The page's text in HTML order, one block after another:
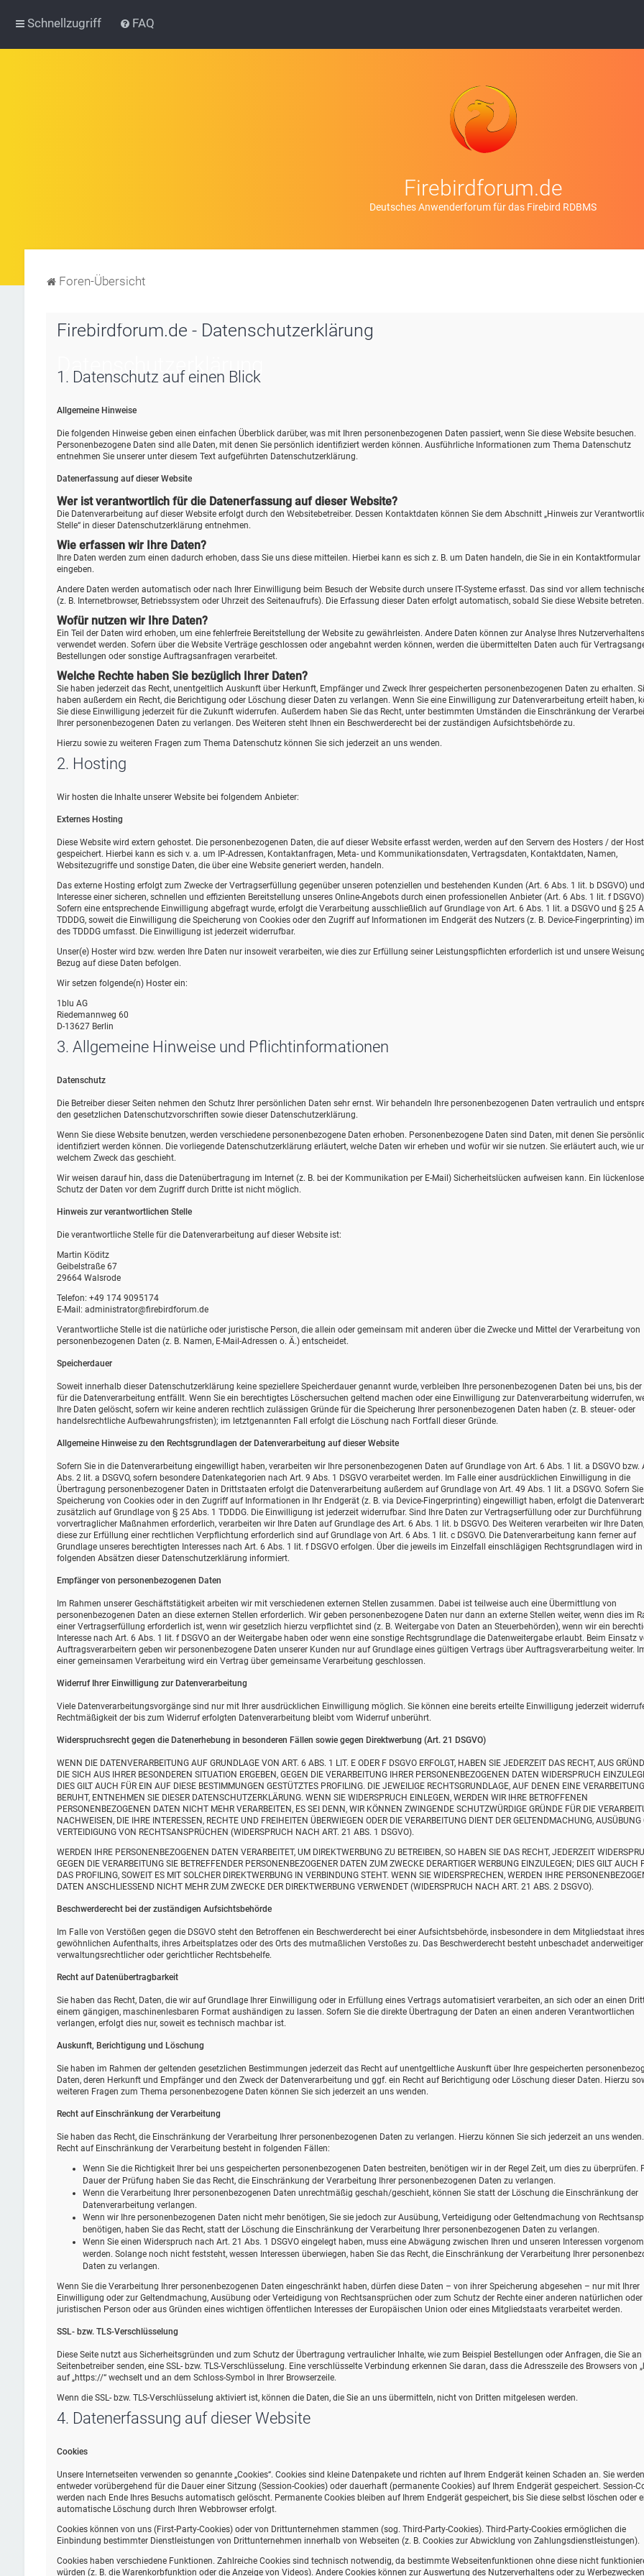
Schnellzugriff FAQ
Firebirdforum.de
Deutsches Anwenderforum für das Firebird RDBMS
Foren-Übersicht
Firebirdforum.de - Datenschutzerklärung
Datenschutz­erklärung
1. Datenschutz auf einen Blick
Allgemeine Hinweise
Die folgenden Hinweise geben einen einfachen Überblick darüber, was mit Ihren personenbezogenen Daten passiert, wenn Sie diese Website besuchen.
Personenbezogene Daten sind alle Daten, mit denen Sie persönlich identifiziert werden können. Ausführliche Informationen zum Thema Datenschutz
entnehmen Sie unserer unter diesem Text aufgeführten Datenschutzerklärung.
Datenerfassung auf dieser Website
Wer ist verantwortlich für die Datenerfassung auf dieser Website?
Die Datenverarbeitung auf dieser Website erfolgt durch den Websitebetreiber. Dessen Kontaktdaten können Sie dem Abschnitt „Hinweis zur
Stelle“ in dieser Datenschutzerklärung entnehmen.
Wie erfassen wir Ihre Daten?
Ihre Daten werden zum einen dadurch erhoben, dass Sie uns diese mitteilen. Hierbei kann es sich z. B. um Daten handeln, die Sie in ein Kontaktformular
eingeben.
Andere Daten werden automatisch oder nach Ihrer Einwilligung beim Besuch der Website durch unsere IT-Systeme erfasst. Das sind vor allem
(z. B. Internetbrowser, Betriebssystem oder Uhrzeit des Seitenaufrufs). Die Erfassung dieser Daten erfolgt automatisch, sobald Sie diese Website betreten.
Wofür nutzen wir Ihre Daten?
Ein Teil der Daten wird erhoben, um eine fehlerfreie Bereitstellung der Website zu gewährleisten. Andere Daten können zur Analyse Ihres Nutzerverhaltens
verwendet werden. Sofern über die Website Verträge geschlossen oder angebahnt werden können, werden die übermittelten Daten auch für
Bestellungen oder sonstige Auftragsanfragen verarbeitet.
Welche Rechte haben Sie bezüglich Ihrer Daten?
Sie haben jederzeit das Recht, unentgeltlich Auskunft über Herkunft, Empfänger und Zweck Ihrer gespeicherten personenbezogenen Daten zu erhalten.
haben außerdem ein Recht, die Berichtigung oder Löschung dieser Daten zu verlangen. Wenn Sie eine Einwilligung zur Datenverarbeitung erteilt haben,
Sie diese Einwilligung jederzeit für die Zukunft widerrufen. Außerdem haben Sie das Recht, unter bestimmten Umständen die Einschränkung der
Ihrer personenbezogenen Daten zu verlangen. Des Weiteren steht Ihnen ein Beschwerderecht bei der zuständigen Aufsichtsbehörde zu.
Hierzu sowie zu weiteren Fragen zum Thema Datenschutz können Sie sich jederzeit an uns wenden.
2. Hosting
Wir hosten die Inhalte unserer Website bei folgendem Anbieter:
Externes Hosting
Diese Website wird extern gehostet. Die personenbezogenen Daten, die auf dieser Website erfasst werden, werden auf den Servern des Hosters / der
gespeichert. Hierbei kann es sich v. a. um IP-Adressen, Kontaktanfragen, Meta- und Kommunikationsdaten, Vertragsdaten, Kontaktdaten, Namen,
Websitezugriffe und sonstige Daten, die über eine Website generiert werden, handeln.
Das externe Hosting erfolgt zum Zwecke der Vertragserfüllung gegenüber unseren potenziellen und bestehenden Kunden (Art. 6 Abs. 1 lit. b DSGVO)
Interesse einer sicheren, schnellen und effizienten Bereitstellung unseres Online-Angebots durch einen professionellen Anbieter (Art. 6 Abs. 1 lit. f
Sofern eine entsprechende Einwilligung abgefragt wurde, erfolgt die Verarbeitung ausschließlich auf Grundlage von Art. 6 Abs. 1 lit. a DSGVO und § 25
TDDDG, soweit die Einwilligung die Speicherung von Cookies oder den Zugriff auf Informationen im Endgerät des Nutzers (z. B. Device-Fingerprinting)
des TDDDG umfasst. Die Einwilligung ist jederzeit widerrufbar.
Unser(e) Hoster wird bzw. werden Ihre Daten nur insoweit verarbeiten, wie dies zur Erfüllung seiner Leistungspflichten erforderlich ist und unsere
Bezug auf diese Daten befolgen.
Wir setzen folgende(n) Hoster ein:
1blu AG
Riedemannweg 60
D-13627 Berlin
3. Allgemeine Hinweise und Pflicht­informationen
Datenschutz
Die Betreiber dieser Seiten nehmen den Schutz Ihrer persönlichen Daten sehr ernst. Wir behandeln Ihre personenbezogenen Daten vertraulich und
den gesetzlichen Datenschutzvorschriften sowie dieser Datenschutzerklärung.
Wenn Sie diese Website benutzen, werden verschiedene personenbezogene Daten erhoben. Personenbezogene Daten sind Daten, mit denen Sie
identifiziert werden können. Die vorliegende Datenschutzerklärung erläutert, welche Daten wir erheben und wofür wir sie nutzen. Sie erläutert auch, wie
welchem Zweck das geschieht.
Wir weisen darauf hin, dass die Datenübertragung im Internet (z. B. bei der Kommunikation per E-Mail) Sicherheitslücken aufweisen kann. Ein
Schutz der Daten vor dem Zugriff durch Dritte ist nicht möglich.
Hinweis zur verantwortlichen Stelle
Die verantwortliche Stelle für die Datenverarbeitung auf dieser Website ist:
Martin Köditz
Geibelstraße 67
29664 Walsrode
Telefon: +49 174 9095174
E-Mail: administrator@firebirdforum.de
Verantwortliche Stelle ist die natürliche oder juristische Person, die allein oder gemeinsam mit anderen über die Zwecke und Mittel der Verarbeitung von
personenbezogenen Daten (z. B. Namen, E-Mail-Adressen o. Ä.) entscheidet.
Speicherdauer
Soweit innerhalb dieser Datenschutzerklärung keine speziellere Speicherdauer genannt wurde, verbleiben Ihre personenbezogenen Daten bei uns, bis der
für die Datenverarbeitung entfällt. Wenn Sie ein berechtigtes Löschersuchen geltend machen oder eine Einwilligung zur Datenverarbeitung widerrufen,
Ihre Daten gelöscht, sofern wir keine anderen rechtlich zulässigen Gründe für die Speicherung Ihrer personenbezogenen Daten haben (z. B. steuer- oder
handelsrechtliche Aufbewahrungsfristen); im letztgenannten Fall erfolgt die Löschung nach Fortfall dieser Gründe.
Allgemeine Hinweise zu den Rechtsgrundlagen der Datenverarbeitung auf dieser Website
Sofern Sie in die Datenverarbeitung eingewilligt haben, verarbeiten wir Ihre personenbezogenen Daten auf Grundlage von Art. 6 Abs. 1 lit. a DSGVO bzw.
Abs. 2 lit. a DSGVO, sofern besondere Datenkategorien nach Art. 9 Abs. 1 DSGVO verarbeitet werden. Im Falle einer ausdrücklichen Einwilligung in die
Übertragung personenbezogener Daten in Drittstaaten erfolgt die Datenverarbeitung außerdem auf Grundlage von Art. 49 Abs. 1 lit. a DSGVO. Sofern
Speicherung von Cookies oder in den Zugriff auf Informationen in Ihr Endgerät (z. B. via Device-Fingerprinting) eingewilligt haben, erfolgt die
zusätzlich auf Grundlage von § 25 Abs. 1 TDDDG. Die Einwilligung ist jederzeit widerrufbar. Sind Ihre Daten zur Vertragserfüllung oder zur Durchführung
vorvertraglicher Maßnahmen erforderlich, verarbeiten wir Ihre Daten auf Grundlage des Art. 6 Abs. 1 lit. b DSGVO. Des Weiteren verarbeiten wir Ihre
diese zur Erfüllung einer rechtlichen Verpflichtung erforderlich sind auf Grundlage von Art. 6 Abs. 1 lit. c DSGVO. Die Datenverarbeitung kann ferner auf
Grundlage unseres berechtigten Interesses nach Art. 6 Abs. 1 lit. f DSGVO erfolgen. Über die jeweils im Einzelfall einschlägigen Rechtsgrundlagen wird in
folgenden Absätzen dieser Datenschutzerklärung informiert.
Empfänger von personenbezogenen Daten
Im Rahmen unserer Geschäftstätigkeit arbeiten wir mit verschiedenen externen Stellen zusammen. Dabei ist teilweise auch eine Übermittlung von
personenbezogenen Daten an diese externen Stellen erforderlich. Wir geben personenbezogene Daten nur dann an externe Stellen weiter, wenn dies im
einer Vertragserfüllung erforderlich ist, wenn wir gesetzlich hierzu verpflichtet sind (z. B. Weitergabe von Daten an Steuerbehörden), wenn wir ein
Interesse nach Art. 6 Abs. 1 lit. f DSGVO an der Weitergabe haben oder wenn eine sonstige Rechtsgrundlage die Datenweitergabe erlaubt. Beim Einsatz
Auftragsverarbeitern geben wir personenbezogene Daten unserer Kunden nur auf Grundlage eines gültigen Vertrags über Auftragsverarbeitung weiter.
einer gemeinsamen Verarbeitung wird ein Vertrag über gemeinsame Verarbeitung geschlossen.
Widerruf Ihrer Einwilligung zur Datenverarbeitung
Viele Datenverarbeitungsvorgänge sind nur mit Ihrer ausdrücklichen Einwilligung möglich. Sie können eine bereits erteilte Einwilligung jederzeit
Rechtmäßigkeit der bis zum Widerruf erfolgten Datenverarbeitung bleibt vom Widerruf unberührt.
Widerspruchsrecht gegen die Datenerhebung in besonderen Fällen sowie gegen Direktwerbung (Art. 21 DSGVO)
WENN DIE DATENVERARBEITUNG AUF GRUNDLAGE VON ART. 6 ABS. 1 LIT. E ODER F DSGVO ERFOLGT, HABEN SIE JEDERZEIT DAS RECHT, AUS
DIE SICH AUS IHRER BESONDEREN SITUATION ERGEBEN, GEGEN DIE VERARBEITUNG IHRER PERSONENBEZOGENEN DATEN WIDERSPRUCH
DIES GILT AUCH FÜR EIN AUF DIESE BESTIMMUNGEN GESTÜTZTES PROFILING. DIE JEWEILIGE RECHTSGRUNDLAGE, AUF DENEN EINE VERARBEITUNG
BERUHT, ENTNEHMEN SIE DIESER DATENSCHUTZERKLÄRUNG. WENN SIE WIDERSPRUCH EINLEGEN, WERDEN WIR IHRE BETROFFENEN
PERSONENBEZOGENEN DATEN NICHT MEHR VERARBEITEN, ES SEI DENN, WIR KÖNNEN ZWINGENDE SCHUTZWÜRDIGE GRÜNDE FÜR DIE
NACHWEISEN, DIE IHRE INTERESSEN, RECHTE UND FREIHEITEN ÜBERWIEGEN ODER DIE VERARBEITUNG DIENT DER GELTENDMACHUNG, AUSÜBUNG
VERTEIDIGUNG VON RECHTSANSPRÜCHEN (WIDERSPRUCH NACH ART. 21 ABS. 1 DSGVO).
WERDEN IHRE PERSONENBEZOGENEN DATEN VERARBEITET, UM DIREKTWERBUNG ZU BETREIBEN, SO HABEN SIE DAS RECHT, JEDERZEIT
GEGEN DIE VERARBEITUNG SIE BETREFFENDER PERSONENBEZOGENER DATEN ZUM ZWECKE DERARTIGER WERBUNG EINZULEGEN; DIES GILT AUCH
DAS PROFILING, SOWEIT ES MIT SOLCHER DIREKTWERBUNG IN VERBINDUNG STEHT. WENN SIE WIDERSPRECHEN, WERDEN IHRE
DATEN ANSCHLIESSEND NICHT MEHR ZUM ZWECKE DER DIREKTWERBUNG VERWENDET (WIDERSPRUCH NACH ART. 21 ABS. 2 DSGVO).
Beschwerde­recht bei der zuständigen Aufsichts­behörde
Im Falle von Verstößen gegen die DSGVO steht den Betroffenen ein Beschwerderecht bei einer Aufsichtsbehörde, insbesondere in dem Mitgliedstaat ihres
gewöhnlichen Aufenthalts, ihres Arbeitsplatzes oder des Orts des mutmaßlichen Verstoßes zu. Das Beschwerderecht besteht unbeschadet anderweitiger
verwaltungsrechtlicher oder gerichtlicher Rechtsbehelfe.
Recht auf Daten­übertrag­barkeit
Sie haben das Recht, Daten, die wir auf Grundlage Ihrer Einwilligung oder in Erfüllung eines Vertrags automatisiert verarbeiten, an sich oder an einen
einem gängigen, maschinenlesbaren Format aushändigen zu lassen. Sofern Sie die direkte Übertragung der Daten an einen anderen Verantwortlichen
verlangen, erfolgt dies nur, soweit es technisch machbar ist.
Auskunft, Berichtigung und Löschung
Sie haben im Rahmen der geltenden gesetzlichen Bestimmungen jederzeit das Recht auf unentgeltliche Auskunft über Ihre gespeicherten
Daten, deren Herkunft und Empfänger und den Zweck der Datenverarbeitung und ggf. ein Recht auf Berichtigung oder Löschung dieser Daten. Hierzu
weiteren Fragen zum Thema personenbezogene Daten können Sie sich jederzeit an uns wenden.
Recht auf Einschränkung der Verarbeitung
Sie haben das Recht, die Einschränkung der Verarbeitung Ihrer personenbezogenen Daten zu verlangen. Hierzu können Sie sich jederzeit an uns
Recht auf Einschränkung der Verarbeitung besteht in folgenden Fällen:
Wenn Sie die Richtigkeit Ihrer bei uns gespeicherten personenbezogenen Daten bestreiten, benötigen wir in der Regel Zeit, um dies zu überprüfen.
Dauer der Prüfung haben Sie das Recht, die Einschränkung der Verarbeitung Ihrer personenbezogenen Daten zu verlangen.
Wenn die Verarbeitung Ihrer personenbezogenen Daten unrechtmäßig geschah/geschieht, können Sie statt der Löschung die Einschränkung der
Datenverarbeitung verlangen.
Wenn wir Ihre personenbezogenen Daten nicht mehr benötigen, Sie sie jedoch zur Ausübung, Verteidigung oder Geltendmachung von
benötigen, haben Sie das Recht, statt der Löschung die Einschränkung der Verarbeitung Ihrer personenbezogenen Daten zu verlangen.
Wenn Sie einen Widerspruch nach Art. 21 Abs. 1 DSGVO eingelegt haben, muss eine Abwägung zwischen Ihren und unseren Interessen
werden. Solange noch nicht feststeht, wessen Interessen überwiegen, haben Sie das Recht, die Einschränkung der Verarbeitung Ihrer
Daten zu verlangen.
Wenn Sie die Verarbeitung Ihrer personenbezogenen Daten eingeschränkt haben, dürfen diese Daten – von ihrer Speicherung abgesehen – nur mit Ihrer
Einwilligung oder zur Geltendmachung, Ausübung oder Verteidigung von Rechtsansprüchen oder zum Schutz der Rechte einer anderen natürlichen oder
juristischen Person oder aus Gründen eines wichtigen öffentlichen Interesses der Europäischen Union oder eines Mitgliedstaats verarbeitet werden.
SSL- bzw. TLS-Verschlüsselung
Diese Seite nutzt aus Sicherheitsgründen und zum Schutz der Übertragung vertraulicher Inhalte, wie zum Beispiel Bestellungen oder Anfragen, die Sie
Seitenbetreiber senden, eine SSL- bzw. TLS-Verschlüsselung. Eine verschlüsselte Verbindung erkennen Sie daran, dass die Adresszeile des Browsers von
auf „https://“ wechselt und an dem Schloss-Symbol in Ihrer Browserzeile.
Wenn die SSL- bzw. TLS-Verschlüsselung aktiviert ist, können die Daten, die Sie an uns übermitteln, nicht von Dritten mitgelesen werden.
4. Datenerfassung auf dieser Website
Cookies
Unsere Internetseiten verwenden so genannte „Cookies“. Cookies sind kleine Datenpakete und richten auf Ihrem Endgerät keinen Schaden an. Sie werden
entweder vorübergehend für die Dauer einer Sitzung (Session-Cookies) oder dauerhaft (permanente Cookies) auf Ihrem Endgerät gespeichert. Session-
werden nach Ende Ihres Besuchs automatisch gelöscht. Permanente Cookies bleiben auf Ihrem Endgerät gespeichert, bis Sie diese selbst löschen oder
automatische Löschung durch Ihren Webbrowser erfolgt.
Cookies können von uns (First-Party-Cookies) oder von Drittunternehmen stammen (sog. Third-Party-Cookies). Third-Party-Cookies ermöglichen die
Einbindung bestimmter Dienstleistungen von Drittunternehmen innerhalb von Webseiten (z. B. Cookies zur Abwicklung von Zahlungsdienstleistungen).
Cookies haben verschiedene Funktionen. Zahlreiche Cookies sind technisch notwendig, da bestimmte Webseitenfunktionen ohne diese nicht
würden (z. B. die Warenkorbfunktion oder die Anzeige von Videos). Andere Cookies können zur Auswertung des Nutzerverhaltens oder zu Werbezwecken